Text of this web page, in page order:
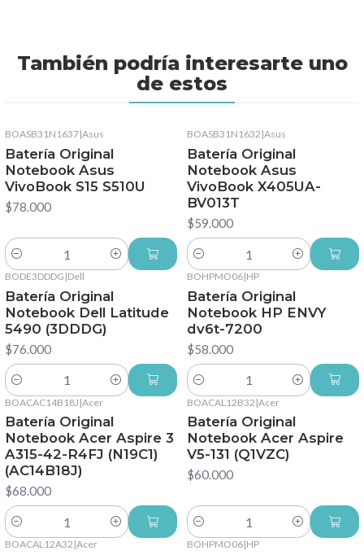
También podría interesarte uno
de estos
BOASB31N1637|Asus
Batería Original
Notebook Asus
VivoBook S15 S510U
$78.000
Cantidad
BOASB31N1632 |Asus
Batería Original
Notebook Asus
VivoBook X405UA-
BV013T
$59.000
Cantidad
BODE3DDDG |Dell
Batería Original
Notebook Dell Latitude
5490 (3DDDG)
$76.000
Cantidad
BOHPMO06|HP
Batería Original
Notebook HP ENVY
dv6t-7200
$58.000
Cantidad
BOACAC14B18J |Acer
Batería Original
Notebook Acer Aspire 3
A315-42-R4FJ (N19C1)
(AC14B18J)
$68.000
Cantidad
BOACAL12B32 |Acer
Batería Original
Notebook Acer Aspire
V5-131 (Q1VZC)
$60.000
Cantidad
BOACAL12A32 |Acer BOHPMO06|HP